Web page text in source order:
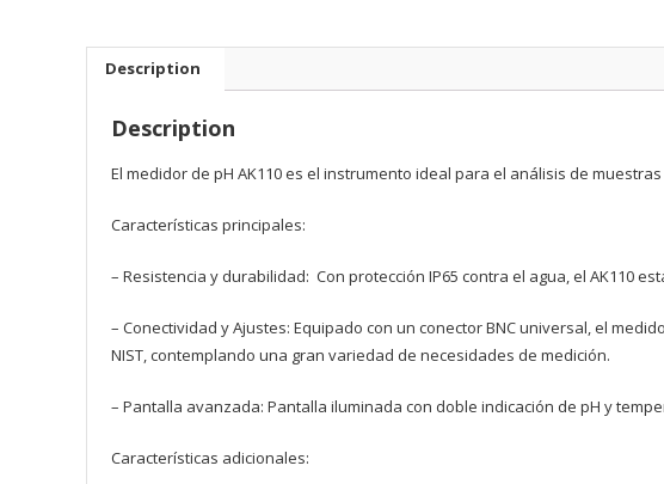
Description
Description
El medidor de pH AK110 es el instrumento ideal para el análisis de
Características principales:
– Resistencia y durabilidad: Con protección IP65 contra el agua, el AK110
– Conectividad y Ajustes: Equipado con un conector BNC universal, el
NIST, contemplando una gran variedad de necesidades de medición.
– Pantalla avanzada: Pantalla iluminada con doble indicación de pH y
Características adicionales: